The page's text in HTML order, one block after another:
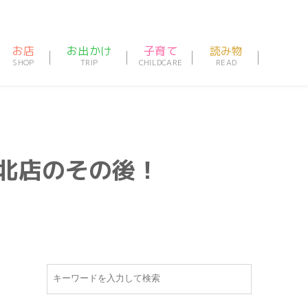
お店 お出かけ 子育て 読み物
のその後！